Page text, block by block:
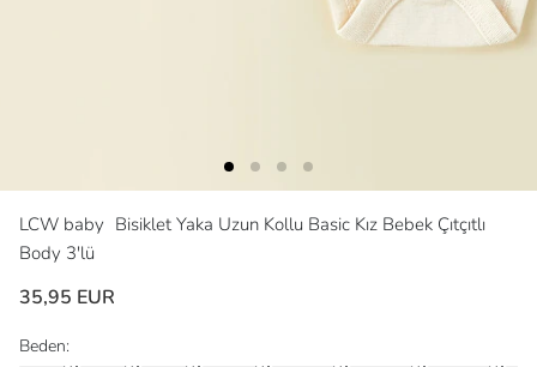
LCW baby Bisiklet Yaka Uzun Kollu Basic Kız Bebek Çıtçıtlı
Body 3'lü
35,95 EUR
Beden: